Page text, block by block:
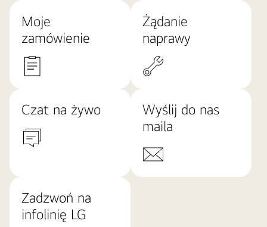
Moje
zamówienie
Żądanie
naprawy
Czat na żywo
Wyślij do nas
maila
Zadzwoń na
infolinię LG